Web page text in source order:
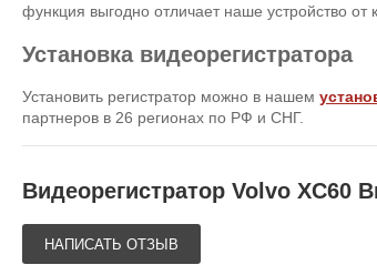
функция выгодно отличает наше устройство от
Установка видеорегистратора
Установить регистратор можно в нашем
партнеров в 26 регионах по РФ и СНГ.
Видеорегистратор Volvo XC60
НАПИСАТЬ ОТЗЫВ